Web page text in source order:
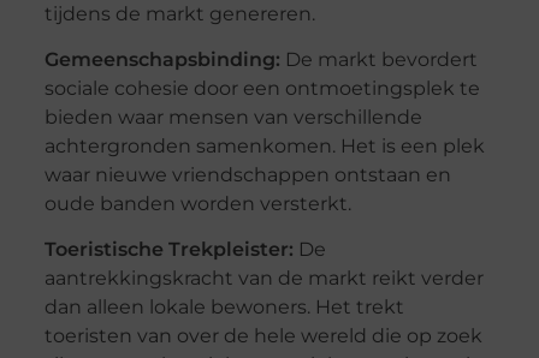
tijdens de markt genereren.
Gemeenschapsbinding: De markt bevordert
sociale cohesie door een ontmoetingsplek te
bieden waar mensen van verschillende
achtergronden samenkomen. Het is een plek
waar nieuwe vriendschappen ontstaan en
oude banden worden versterkt.
Toeristische Trekpleister: De
aantrekkingskracht van de markt reikt verder
dan alleen lokale bewoners. Het trekt
toeristen van over de hele wereld die op zoek